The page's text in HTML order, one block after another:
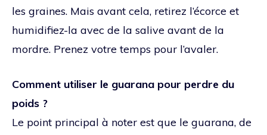
les graines. Mais avant cela, retirez l’écorce et
humidifiez-la avec de la salive avant de la
mordre. Prenez votre temps pour l’avaler.
Comment utiliser le guarana pour perdre du
poids ?
Le point principal à noter est que le guarana, de